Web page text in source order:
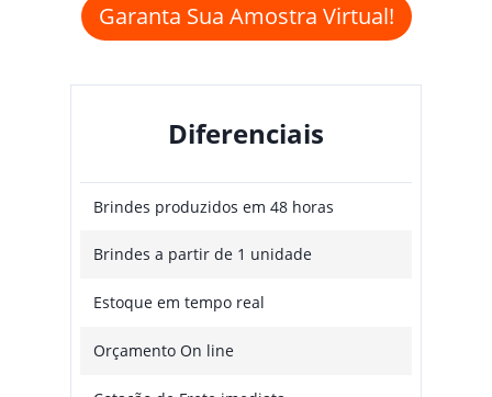
Garanta Sua Amostra Virtual!
Diferenciais
Brindes produzidos em 48 horas
Brindes a partir de 1 unidade
Estoque em tempo real
Orçamento On line